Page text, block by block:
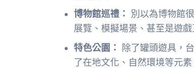
博物館巡禮：
別以為博物館
展覽、模擬場景、甚至是遊
特色公園：
除了罐頭遊具，
了在地文化、自然環境等元